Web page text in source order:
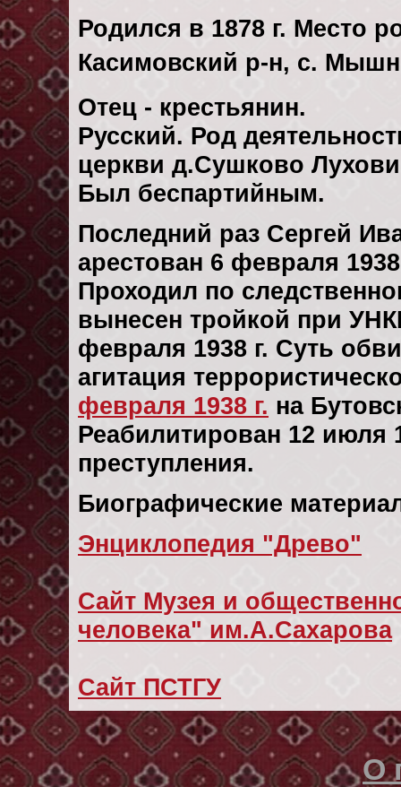
Родился в 1878 г. Место
Касимовский р-н, с.
Отец - крестьянин.
Русский. Род
церкви д.Сушково
Был беспартийным.
Последний раз Сергей
арестован 6 февраля 1938
Проходил по
вынесен тройкой при
февраля 1938 г. Суть
агитация
февраля 1938 г. на
Реабилитирован 12 июля
преступления.
Биографические
Энциклопедия "Древо"
Сайт Музея и
человека" им.А.Сахарова
Сайт ПСТГУ
О